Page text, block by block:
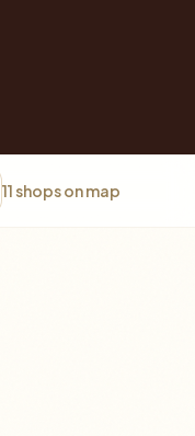
11 shops on map